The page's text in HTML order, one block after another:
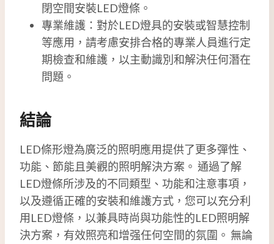
閉空間安裝LED燈條。
專業維護：對於LED燈具的安裝或智慧控制
等應用，請考慮安排合格的專業人員進行定
期檢查和維護，以主動識別和解決任何潛在
問題。
結論
LED條形燈為廣泛的照明應用提供了更多彈性、
功能、節能且美觀的照明解決方案。 通過了解
LED燈條所涉及的不同類型、功能和注意事項，
以及遵循正確的安裝和維護方式，您可以充分利
用LED燈條，以兼具時尚與功能性的LED照明解
決方案，有效照亮和增强任何空間的氛圍。 無論